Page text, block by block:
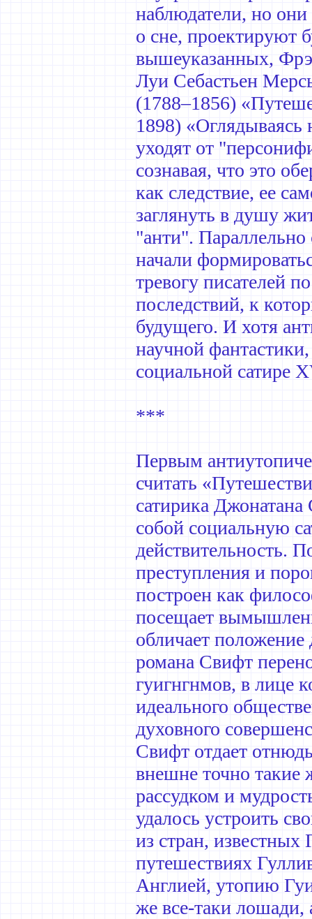
наблюдатели, но
о сне, проектируют
вышеуказанных,
Луи Себастьен
(1788–1856)
1898) «Оглядываясь
уходят от
сознавая, что это
как следствие, ее
заглянуть в душу
"анти". Параллельно
начали
тревогу писателей
последствий, к
будущего. И хотя
научной
социальной сатире
***
Первым
считать
сатирика Джонатана
собой социальную
действительность.
преступления и
построен как
посещает
обличает
романа Свифт
гуигнгнмов, в лице
идеального
духовного
Свифт отдает
внешне точно такие
рассудком и
удалось устроить
из стран,
путешествиях
Англией, утопию
же все-таки лошади,